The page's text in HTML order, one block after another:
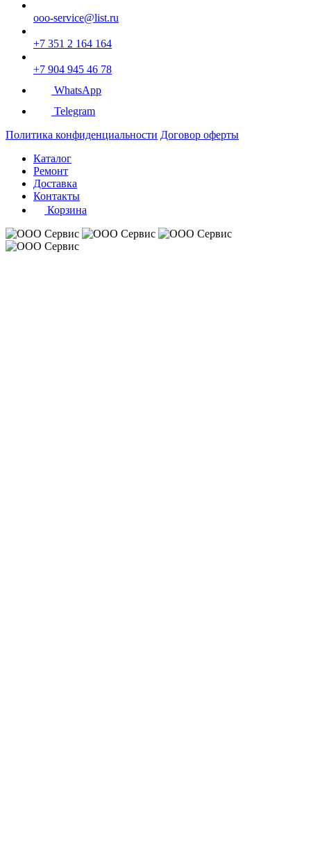
ooo-service@list.ru
+7 351 2 164 164
+7 904 945 46 78
WhatsApp
Telegram
Политика конфиденциальности Договор оферты
Каталог
Ремонт
Доставка
Контакты
Корзина